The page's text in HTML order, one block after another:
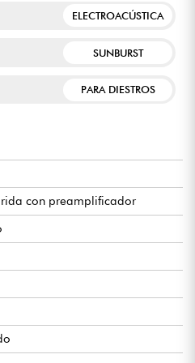
ELECTROACÚSTICA
SUNBURST
PARA DIESTROS
con preamplificador